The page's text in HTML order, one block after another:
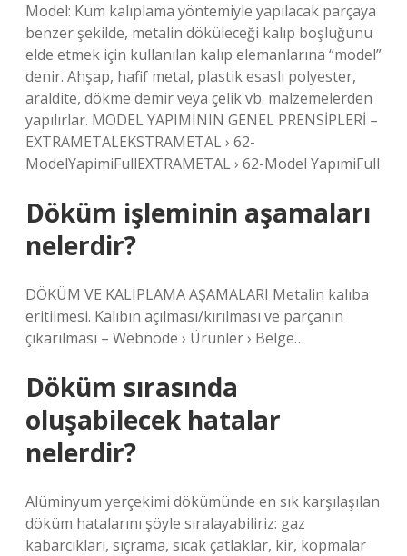
Model: Kum kalıplama yöntemiyle yapılacak parçaya
benzer şekilde, metalin döküleceği kalıp boşluğunu
elde etmek için kullanılan kalıp elemanlarına “model”
denir. Ahşap, hafif metal, plastik esaslı polyester,
araldite, dökme demir veya çelik vb. malzemelerden
yapılırlar. MODEL YAPIMININ GENEL PRENSİPLERİ –
EXTRAMETALEKSTRAMETAL › 62-
ModelYapimiFullEXTRAMETAL › 62-Model YapımiFull
Döküm işleminin aşamaları
nelerdir?
DÖKÜM VE KALIPLAMA AŞAMALARI Metalin kalıba
eritilmesi. Kalıbın açılması/kırılması ve parçanın
çıkarılması – Webnode › Ürünler › Belge…
Döküm sırasında
oluşabilecek hatalar
nelerdir?
Alüminyum yerçekimi dökümünde en sık karşılaşılan
döküm hatalarını şöyle sıralayabiliriz: gaz
kabarcıkları, sıçrama, sıcak çatlaklar, kir, kopmalar